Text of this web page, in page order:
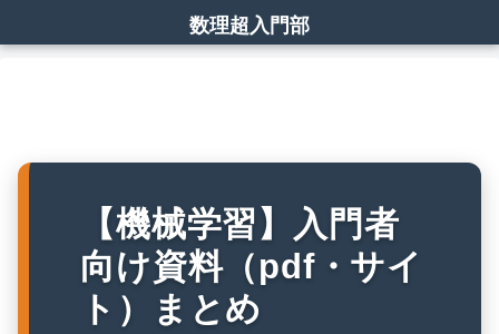
数理超入門部
【機械学習】入門者
向け資料（pdf・サイ
ト）まとめ